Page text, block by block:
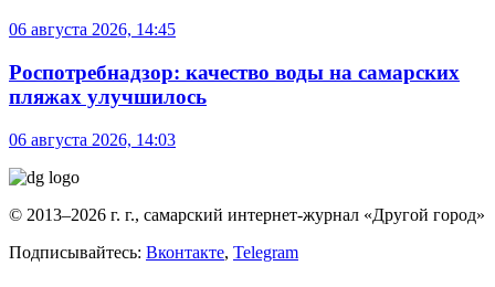
06 августа 2026, 14:45
Роспотребнадзор: качество воды на самарских
пляжах улучшилось
06 августа 2026, 14:03
© 2013–2026 г. г., самарский интернет-журнал «Другой город»
Подписывайтесь: Вконтакте, Telegram